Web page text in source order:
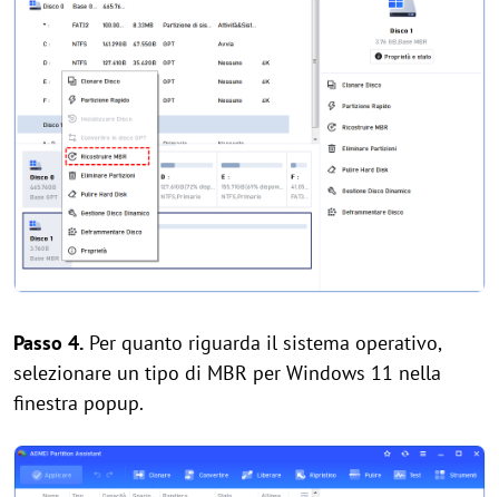
Passo 4. Per quanto riguarda il sistema operativo,
selezionare un tipo di MBR per Windows 11 nella
finestra popup.